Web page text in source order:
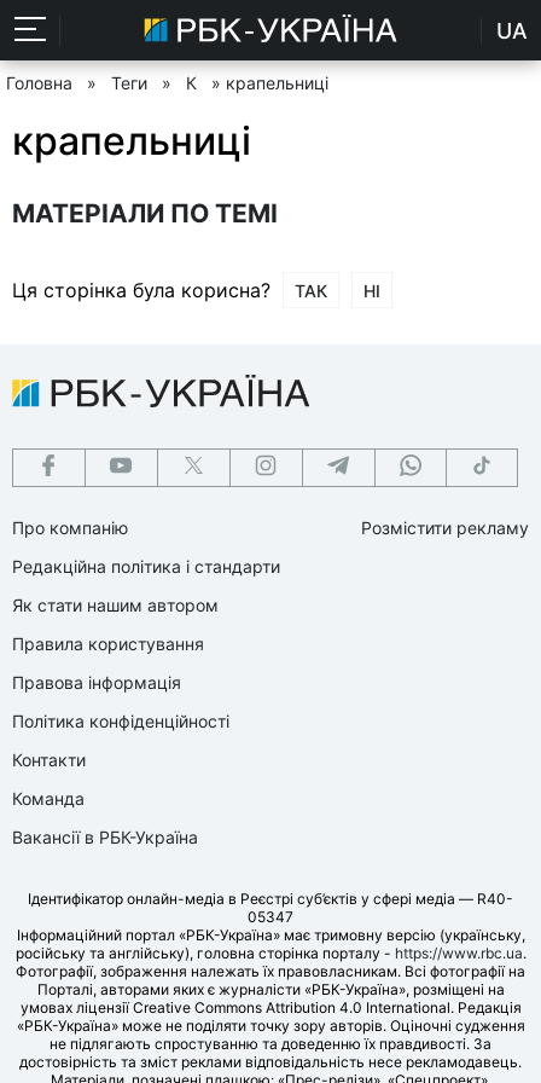
UA
Головна » Теги » К » крапельниці
крапельниці
МАТЕРІАЛИ ПО ТЕМІ
Ця сторінка була корисна? ТАК НІ
Про компанію
Редакційна політика і стандарти
Як стати нашим автором
Правила користування
Правова інформація
Політика конфіденційності
Контакти
Команда
Вакансії в РБК-Україна
Розмістити рекламу
Ідентифікатор онлайн-медіа в Реєстрі суб’єктів у сфері медіа — R40-
05347
Інформаційний портал «РБК-Україна» має тримовну версію (українську,
російську та англійську), головна сторінка порталу - https://www.rbc.ua.
Фотографії, зображення належать їх правовласникам. Всі фотографії на
Порталі, авторами яких є журналісти «РБК-Україна», розміщені на
умовах ліцензії Creative Commons Attribution 4.0 International. Редакція
«РБК-Україна» може не поділяти точку зору авторів. Оціночні судження
не підлягають спростуванню та доведенню їх правдивості. За
достовірність та зміст реклами відповідальність несе рекламодавець.